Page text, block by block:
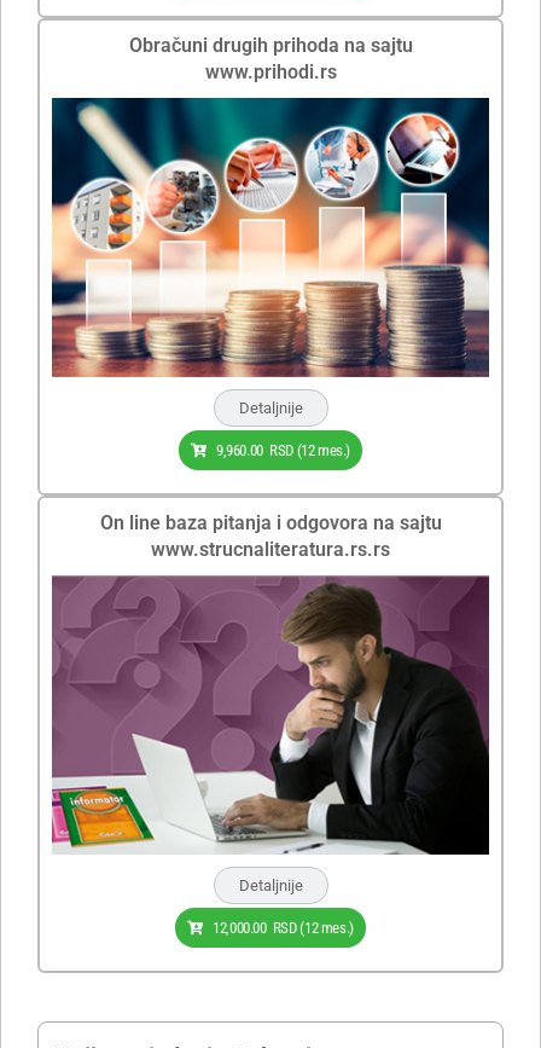
Obračuni drugih prihoda na sajtu
www.prihodi.rs
Detaljnije
9,960.00 RSD(12 mes.)
On line baza pitanja i odgovora na sajtu
www.strucnaliteratura.rs.rs
Detaljnije
12,000.00 RSD(12 mes.)